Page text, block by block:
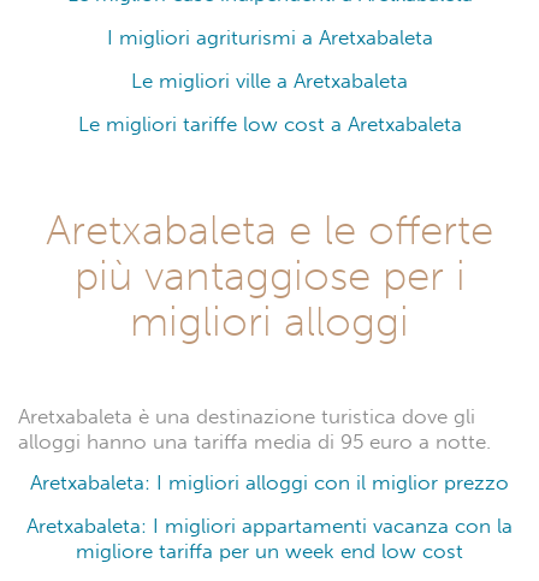
I migliori agriturismi a Aretxabaleta
Le migliori ville a Aretxabaleta
Le migliori tariffe low cost a Aretxabaleta
Aretxabaleta e le offerte
più vantaggiose per i
migliori alloggi
Aretxabaleta è una destinazione turistica dove gli
alloggi hanno una tariffa media di 95 euro a notte.
Aretxabaleta: I migliori alloggi con il miglior prezzo
Aretxabaleta: I migliori appartamenti vacanza con la
migliore tariffa per un week end low cost